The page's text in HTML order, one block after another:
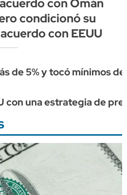
con Omán
condicionó su
con EEUU
de 5% y tocó mínimos
con una estrategia de